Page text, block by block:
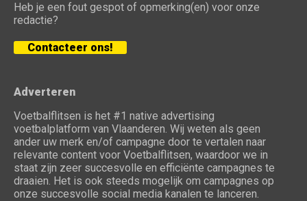
Heb je een fout gespot of opmerking(en) voor onze
redactie?
Contacteer ons!
Adverteren
Voetbalflitsen is het #1 native advertising
voetbalplatform van Vlaanderen. Wij weten als geen
ander uw merk en/of campagne door te vertalen naar
relevante content voor Voetbalflitsen, waardoor we in
staat zijn zeer succesvolle en efficiënte campagnes te
draaien. Het is ook steeds mogelijk om campagnes op
onze succesvolle social media kanalen te lanceren.